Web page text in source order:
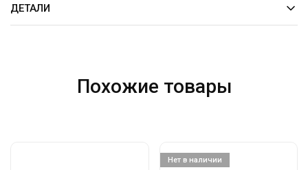
ДЕТАЛИ
Похожие товары
Нет в наличии